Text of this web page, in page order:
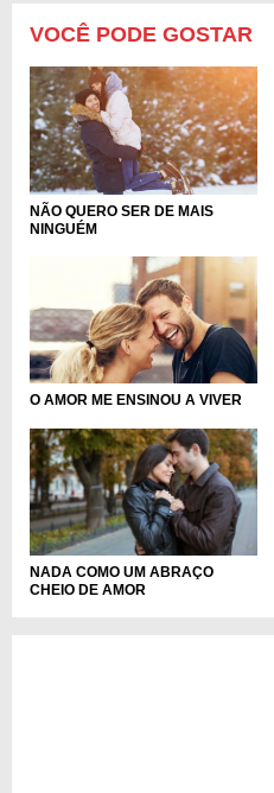
VOCÊ PODE GOSTAR
NÃO QUERO SER DE MAIS
NINGUÉM
O AMOR ME ENSINOU A VIVER
NADA COMO UM ABRAÇO
CHEIO DE AMOR